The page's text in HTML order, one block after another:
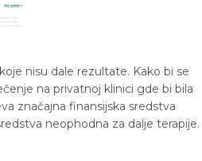
nisu dale rezultate. Kako bi se
na privatnoj klinici gde bi bila
značajna finansijska sredstva
neophodna za dalje terapije.